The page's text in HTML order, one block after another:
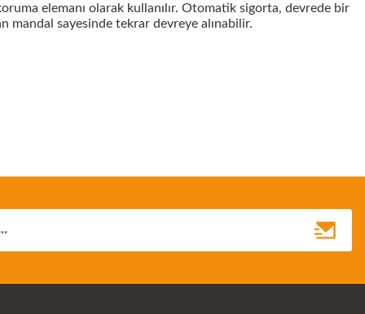
elemanı olarak kullanılır. Otomatik sigorta, devrede bir
mandal sayesinde tekrar devreye alınabilir.